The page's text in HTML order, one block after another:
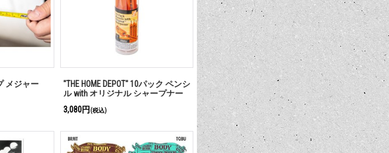
メジャー
"THE HOME DEPOT" 10パック ペンシ
ル with オリジナル シャープナー
3,080円 (税込)